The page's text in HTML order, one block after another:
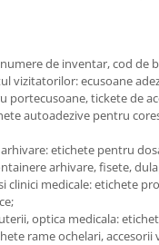
de inventar, cod de
vizitatorilor: ecusoane
portecusoane, tickete de
autoadezive pentru
etichete pentru
arhivare, fisete,
clinici medicale: etichete
optica medicala:
rame ochelari, accesorii